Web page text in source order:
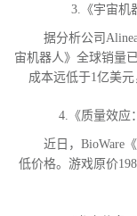
3.《宇宙机器
据分析公司Alinea
宙机器人》全球销量
成本远低于1亿美
4.《质量效应：
近日，BioWare《
低价格。游戏原价